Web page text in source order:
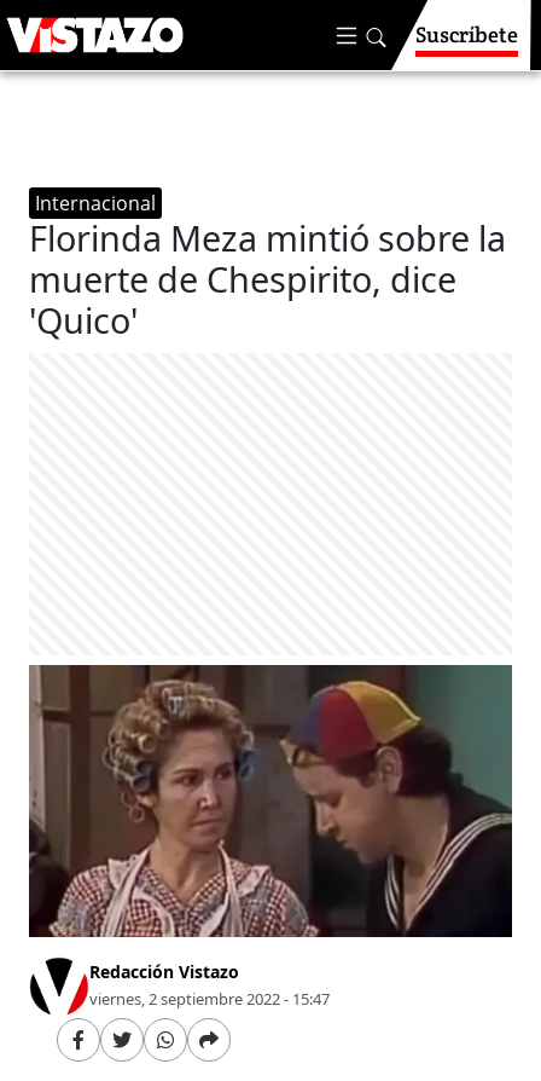
Suscríbete
Internacional
Florinda Meza mintió sobre la
muerte de Chespirito, dice
'Quico'
Redacción Vistazo
viernes, 2 septiembre 2022 - 15:47